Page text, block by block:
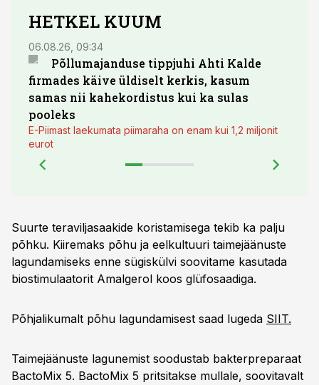
HETKEL KUUM
06.08.26, 09:34
Põllumajanduse tippjuhi Ahti Kalde
firmades käive üldiselt kerkis, kasum
samas nii kahekordistus kui ka sulas
pooleks
E-Piimast laekumata piimaraha on enam kui 1,2 miljonit
eurot
Suurte teraviljasaakide koristamisega tekib ka palju
põhku. Kiiremaks põhu ja eelkultuuri taimejäänuste
lagundamiseks enne sügiskülvi soovitame kasutada
biostimulaatorit Amalgerol koos glüfosaadiga.
Põhjalikumalt põhu lagundamisest saad lugeda SIIT.
Taimejäänuste lagunemist soodustab bakterpreparaat
BactoMix 5. BactoMix 5 pritsitakse mullale, soovitavalt